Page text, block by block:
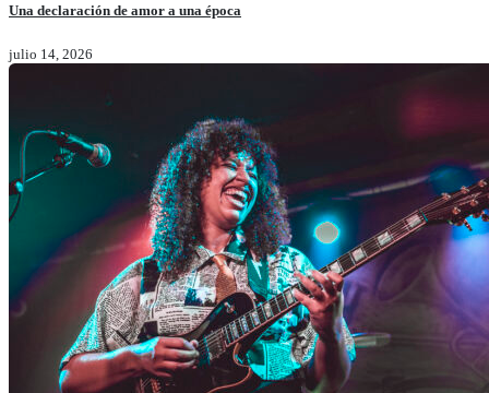
Una declaración de amor a una época
julio 14, 2026